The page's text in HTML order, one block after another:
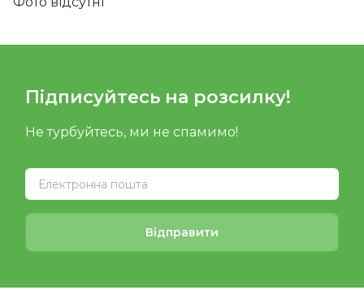
Підписуйтесь на розсилку!
Не турбуйтесь, ми не спамимо!
Відправити